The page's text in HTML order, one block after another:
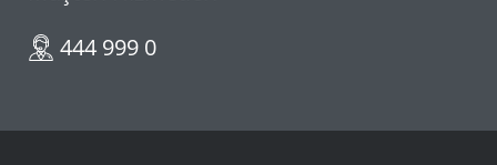
444 999 0